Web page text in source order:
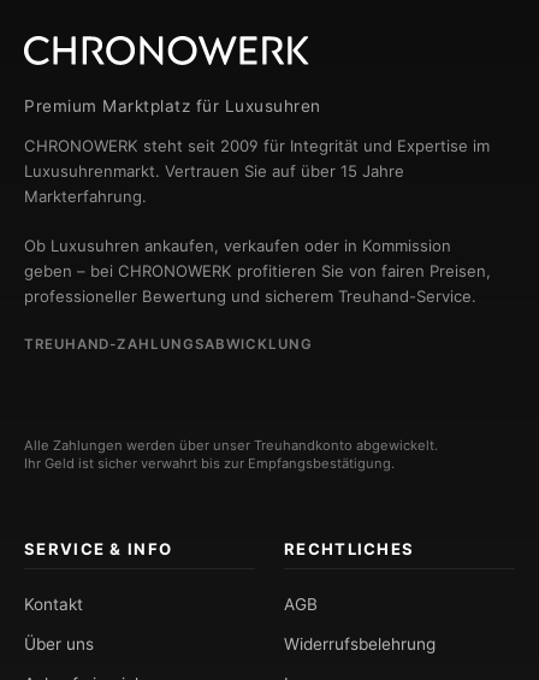
Premium Marktplatz für Luxusuhren
CHRONOWERK steht seit 2009 für Integrität und Expertise im
Luxusuhrenmarkt. Vertrauen Sie auf über 15 Jahre
Markterfahrung.
Ob Luxusuhren ankaufen, verkaufen oder in Kommission
geben – bei CHRONOWERK profitieren Sie von fairen Preisen,
professioneller Bewertung und sicherem Treuhand-Service.
TREUHAND-ZAHLUNGSABWICKLUNG
Alle Zahlungen werden über unser Treuhandkonto abgewickelt.
Ihr Geld ist sicher verwahrt bis zur Empfangsbestätigung.
SERVICE & INFO
Kontakt
Über uns
RECHTLICHES
AGB
Widerrufsbelehrung